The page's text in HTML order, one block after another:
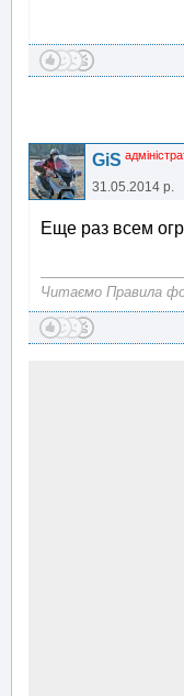
GiS
31.05.2014 р.
Еще раз всем
Читаємо Правила